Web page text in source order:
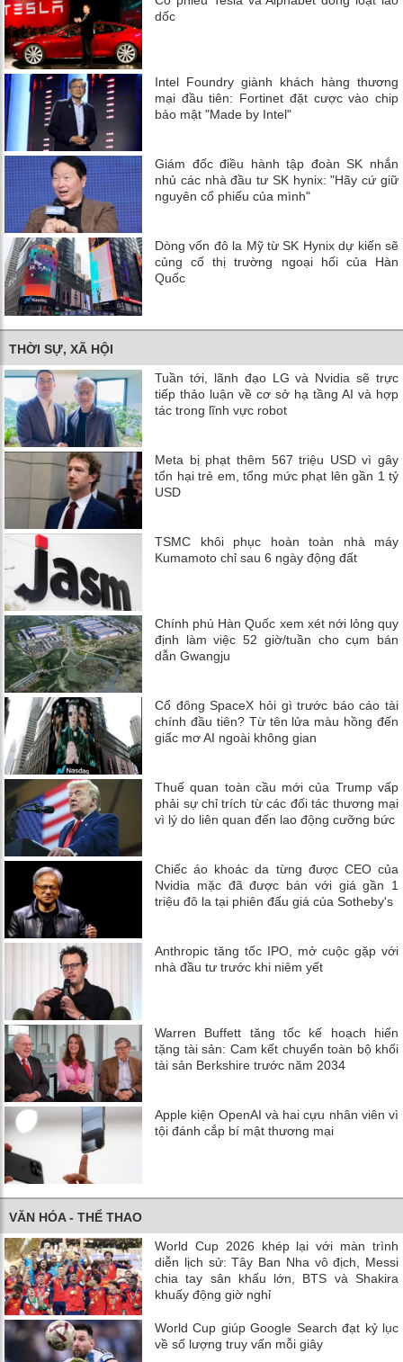
dốc
Intel Foundry giành khách hàng thương
mại đầu tiên: Fortinet đặt cược vào chip
bảo mật "Made by Intel"
Giám đốc điều hành tập đoàn SK nhắn
nhủ các nhà đầu tư SK hynix: "Hãy cứ giữ
nguyên cổ phiếu của mình"
Dòng vốn đô la Mỹ từ SK Hynix dự kiến ​​sẽ
củng cố thị trường ngoại hối của Hàn
Quốc
THỜI SỰ, XÃ HỘI
Tuần tới, lãnh đạo LG và Nvidia sẽ trực
tiếp thảo luận về cơ sở hạ tầng AI và hợp
tác trong lĩnh vực robot
Meta bị phạt thêm 567 triệu USD vì gây
tổn hại trẻ em, tổng mức phạt lên gần 1 tỷ
USD
TSMC khôi phục hoàn toàn nhà máy
Kumamoto chỉ sau 6 ngày động đất
Chính phủ Hàn Quốc xem xét nới lỏng quy
định làm việc 52 giờ/tuần cho cụm bán
dẫn Gwangju
Cổ đông SpaceX hỏi gì trước báo cáo tài
chính đầu tiên? Từ tên lửa màu hồng đến
giấc mơ AI ngoài không gian
Thuế quan toàn cầu mới của Trump vấp
phải sự chỉ trích từ các đối tác thương mại
vì lý do liên quan đến lao động cưỡng bức
Chiếc áo khoác da từng được CEO của
Nvidia mặc đã được bán với giá gần 1
triệu đô la tại phiên đấu giá của Sotheby's
Anthropic tăng tốc IPO, mở cuộc gặp với
nhà đầu tư trước khi niêm yết
Warren Buffett tăng tốc kế hoạch hiến
tặng tài sản: Cam kết chuyển toàn bộ khối
tài sản Berkshire trước năm 2034
Apple kiện OpenAI và hai cựu nhân viên vì
tội đánh cắp bí mật thương mại
VĂN HÓA - THỂ THAO
World Cup 2026 khép lại với màn trình
diễn lịch sử: Tây Ban Nha vô địch, Messi
chia tay sân khấu lớn, BTS và Shakira
khuấy động giờ nghỉ
World Cup giúp Google Search đạt kỷ lục
về số lượng truy vấn mỗi giây